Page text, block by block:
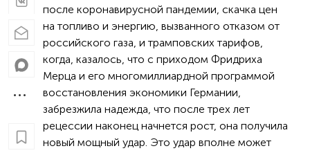
после коронавирусной пандемии, скачка цен
на топливо и энергию, вызванного отказом от
российского газа, и трамповских тарифов,
когда, казалось, что с приходом Фридриха
Мерца и его многомиллиардной программой
восстановления экономики Германии,
забрезжила надежда, что после трех лет
рецессии наконец начнется рост, она получила
новый мощный удар. Это удар вполне может